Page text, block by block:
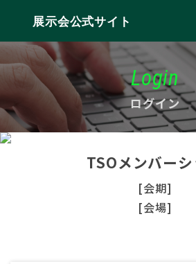
展示会公式サイト
Login
ログイン
TSOメンバー
[会期]
[会場]